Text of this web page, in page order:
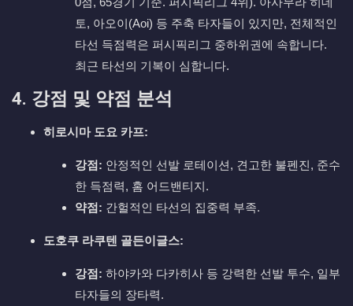
토, 아오이(Aoi) 등 주축 타자들이 있지만, 전체적인
타선 득점력은 퍼시픽리그 중하위권에 속합니다.
최근 타선의 기복이 심합니다.
4. 강점 및 약점 분석
히로시마 도요 카프:
강점: 안정적인 선발 로테이션, 견고한 불펜진, 준수
한 득점력, 홈 어드밴티지.
약점: 간헐적인 타선의 집중력 부족.
도호쿠 라쿠텐 골든이글스:
강점: 하야카와 다카히사 등 강력한 선발 투수, 일부
타자들의 장타력.